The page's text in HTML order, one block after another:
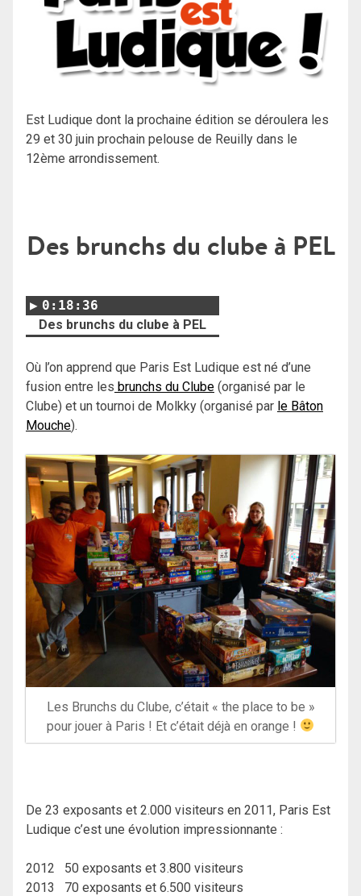
Est Ludique dont la prochaine édition se déroulera les
29 et 30 juin prochain pelouse de Reuilly dans le
12ème arrondissement.
Des brunchs du clube à PEL
0:18:36
Des brunchs du clube à PEL
Où l’on apprend que Paris Est Ludique est né d’une
fusion entre les brunchs du Clube (organisé par le
Clube) et un tournoi de Molkky (organisé par le Bâton
Mouche).
Les Brunchs du Clube, c’était « the place to be »
pour jouer à Paris ! Et c’était déjà en orange !
De 23 exposants et 2.000 visiteurs en 2011, Paris Est
Ludique c’est une évolution impressionnante :
2012 50 exposants et 3.800 visiteurs
2013 70 exposants et 6.500 visiteurs